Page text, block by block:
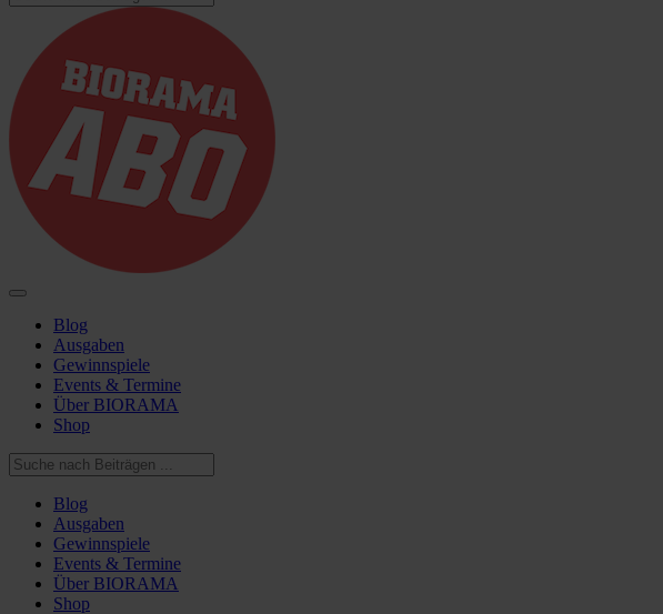
Blog
Ausgaben
Gewinnspiele
Events & Termine
Über BIORAMA
Shop
Blog
Ausgaben
Gewinnspiele
Events & Termine
Über BIORAMA
Shop